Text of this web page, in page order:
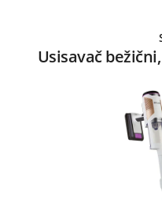
Usisavač